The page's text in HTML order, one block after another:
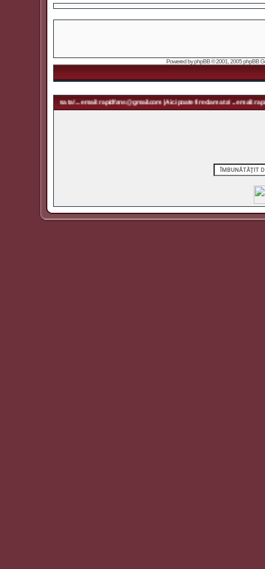
Powered byphpBB© 2001, 2005 phpBB
ta! ... email: rapidfans@gmail.com | Aici poate fi reclama ta! ... email: